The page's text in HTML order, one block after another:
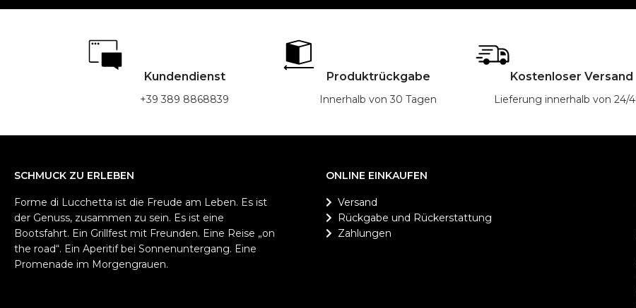
Kundendienst
+39 389 8868839
Produktrückgabe
Innerhalb von 30 Tagen
Kostenloser Versand
Lieferung innerhalb von 24/
SCHMUCK ZU ERLEBEN
Forme di Lucchetta ist die Freude am Leben. Es ist
der Genuss, zusammen zu sein. Es ist eine
Bootsfahrt. Ein Grillfest mit Freunden. Eine Reise „on
the road“. Ein Aperitif bei Sonnenuntergang. Eine
Promenade im Morgengrauen.
ONLINE EINKAUFEN
Versand
Rückgabe und Rückerstattung
Zahlungen